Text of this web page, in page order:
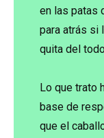
en las patas
para atrás si
quita del
Lo que trato
base de
que el